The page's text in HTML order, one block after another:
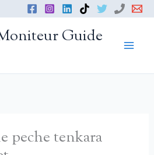
Guide
peche tenkara